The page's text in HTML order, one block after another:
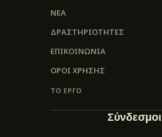
ΝΕΑ
ΔΡΑΣΤΗΡΙΟΤΗΤΕΣ
ΕΠΙΚΟΙΝΩΝΊΑ
ΌΡΟΙ ΧΡΉΣΗΣ
ΤΟ ΕΡΓΟ
Σύνδεσμοι